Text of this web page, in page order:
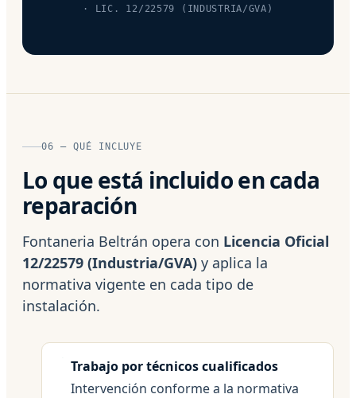
· LIC. 12/22579 (INDUSTRIA/GVA)
06 — QUÉ INCLUYE
Lo que está incluido en cada
reparación
Fontaneria Beltrán opera con Licencia Oficial
12/22579 (Industria/GVA) y aplica la
normativa vigente en cada tipo de
instalación.
Trabajo por técnicos cualificados
Intervención conforme a la normativa